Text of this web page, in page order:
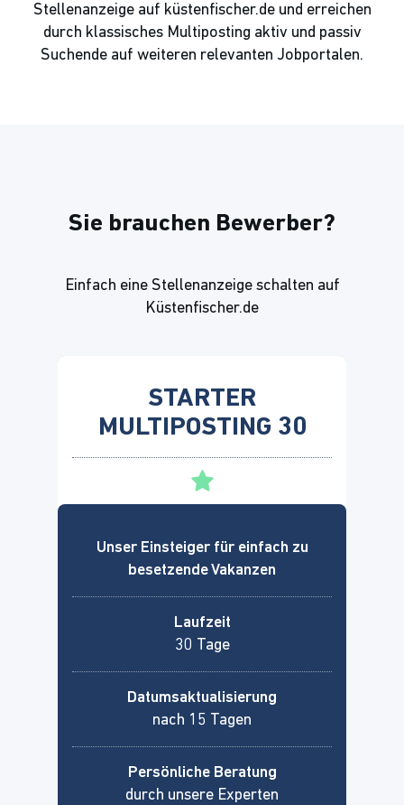
Stellenanzeige auf küstenfischer.de und erreichen
durch klassisches Multiposting aktiv und passiv
Suchende auf weiteren relevanten Jobportalen.
Sie brauchen Bewerber?
Einfach eine Stellenanzeige schalten auf
Küstenfischer.de
STARTER
MULTIPOSTING 30
Unser Einsteiger für einfach zu
besetzende Vakanzen
Laufzeit
30 Tage
Datumsaktualisierung
nach 15 Tagen
Persönliche Beratung
durch unsere Experten